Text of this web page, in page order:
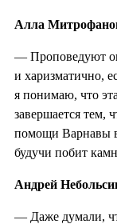
Алла
— Проповедуют
и харизматично,
я понимаю, что
завершается тем,
помощи Варнавы в
будучи побит
Андрей
— Даже думали,